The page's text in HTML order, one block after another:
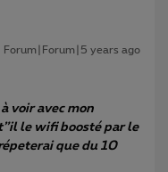
Forum|Forum|5 years ago
voir avec mon
le wifi boosté par le
que du 10